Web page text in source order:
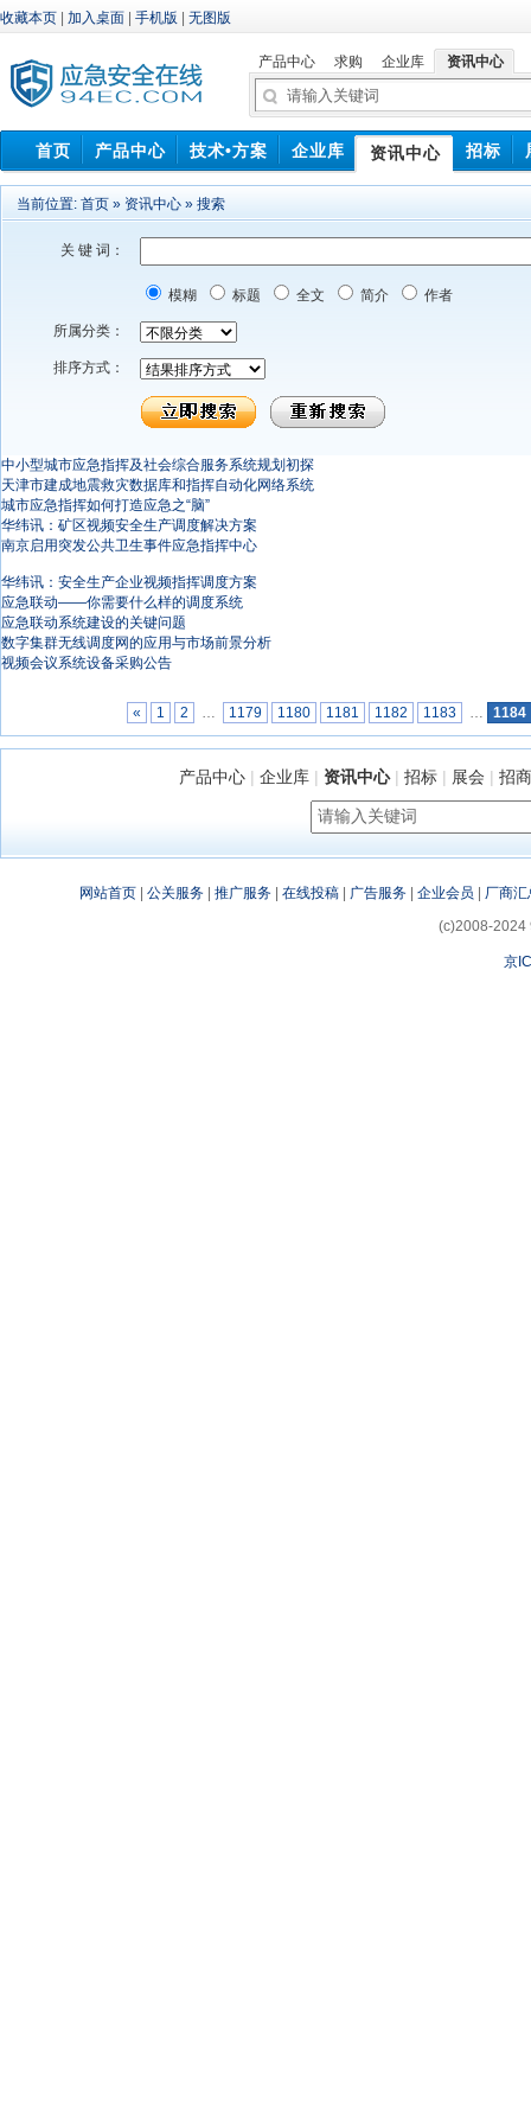
收藏本页 加入桌面 手机版 无图版
产品中心 求购 企业库 资讯中心
首页 产品中心 技术•方案 企业库 资讯中心 招标
中标信
当前位置: 首页 » 资讯中心 » 搜索
关 键 词：
模糊 标题 全文 简介 作者
所属分类：
排序方式：
中小型城市应急指挥及社会综合服务系统规划初探
天津市建成地震救灾数据库和指挥自动化网络系统
城市应急指挥如何打造应急之“脑”
华纬讯：矿区视频安全生产调度解决方案
南京启用突发公共卫生事件应急指挥中心
华纬讯：安全生产企业视频指挥调度方案
应急联动——你需要什么样的调度系统
应急联动系统建设的关键问题
数字集群无线调度网的应用与市场前景分析
视频会议系统设备采购公告
« 1 2 … 1179 1180 1181 1182 1183 … 1184
产品中心| 企业库| 资讯中心| 招标| 展会 | 招商
网站首页| 公关服务| 推广服务| 在线投稿| 广告服务| 企业会员
厂商汇
(c)2008-2024
京